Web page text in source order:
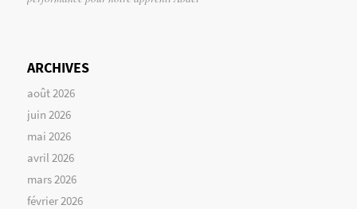
ARCHIVES
août 2026
juin 2026
mai 2026
avril 2026
mars 2026
février 2026